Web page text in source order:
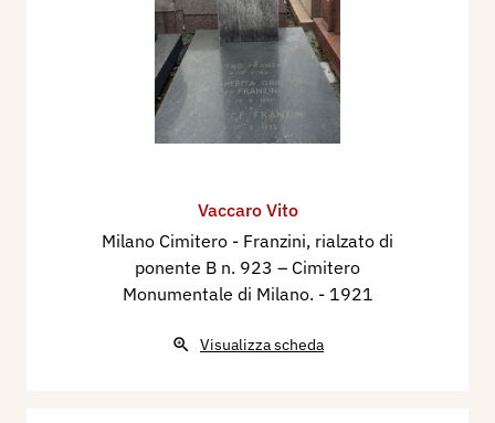
Vaccaro Vito
Milano Cimitero - Franzini, rialzato di
ponente B n. 923 – Cimitero
Monumentale di Milano. - 1921
Visualizza scheda